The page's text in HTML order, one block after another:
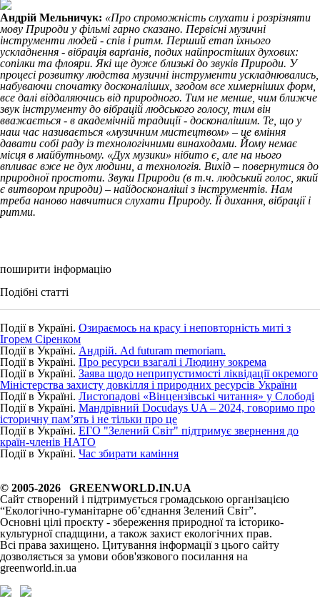
Андрій Мельничук: «Про спроможність слухати і розрізняти
мову Природи у фільмі гарно сказано. Первісні музичні
інструменти людей - спів і ритм. Перший етап їхнього
ускладнення - вібрація варґанів, подих найпростіших духових:
сопілки та флояри. Які ще дуже близькі до звуків Природи. У
процесі розвитку людства музичні інструменти ускладнювались,
набуваючи спочатку досконаліших, згодом все химерніших форм,
все далі віддаляючись від природного. Тим не менше, чим ближче
звук інструменту до вібрацій людського голосу, тим він
вважається - в академічній традиції - досконалішим. Те, що у
наш час називається «музичним мистецтвом» – це вміння
давати собі раду із технологічними винаходами. Йому немає
місця в майбутньому. «Дух музики» нібито є, але на нього
впливає вже не дух людини, а технологія. Вихід – повернутися до
природної простоти. Звуки Природи (в т.ч. людський голос, який
є витвором природи) – найдосконаліші з інструментів. Нам
треба наново навчитися слухати Природу. Її дихання, вібрації і
ритми.
поширити інформацію
Подібні статті
Події в Україні. Озираємось на красу і неповторність миті з
Ігорем Сіренком
Події в Україні. Андрій. Ad futuram memoriam.
Події в Україні. Про ресурси взагалі і Людину зокрема
Події в Україні. Заява щодо неприпустимості ліквідації окремого
Міністерства захисту довкілля і природних ресурсів України
Події в Україні. Листопадові «Вінцензівські читання» у Слободі
Події в Україні. Мандрівний Docudays UA – 2024, говоримо про
історичну пам’ять і не тільки про це
Події в Україні. ЕГО "Зелений Світ" підтримує звернення до
країн-членів НАТО
Події в Україні. Час збирати каміння
© 2005-2026 GREENWORLD.IN.UA
Сайт створений і підтримується громадською організацією
“Екологічно-гуманітарне об’єднання Зелений Світ”.
Основні цілі проєкту - збереження природної та історико-
культурної спадщини, а також захист екологічних прав.
Всі права захищено. Цитування інформації з цього сайту
дозволяється за умови обов'язкового посилання на
greenworld.in.ua